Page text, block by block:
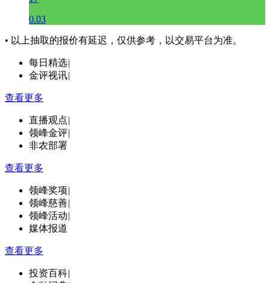
0.03
• 以上抽取的报价有延迟，仅供参考，以交易平台为准。
每日精选|
金评视讯|
查看更多
直播观点|
领峰金评|
非农部署
查看更多
领峰奖项|
领峰慈善|
领峰活动|
媒体报道
查看更多
投资百科|